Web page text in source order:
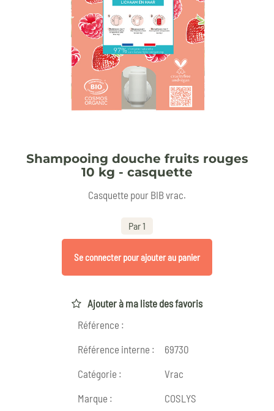
Shampooing douche fruits rouges
10 kg - casquette
Casquette pour BIB vrac.
Par 1
Se connecter pour ajouter au panier
Ajouter à ma liste des favoris
Référence :
Référence interne :
69730
Catégorie :
Vrac
Marque :
COSLYS